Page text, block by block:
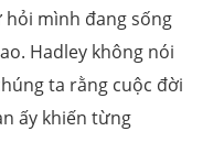
mình đang sống
Hadley không nói
ta rằng cuộc đời
ấy khiến từng